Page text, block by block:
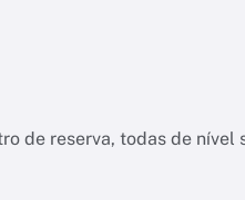
de reserva, todas de nível